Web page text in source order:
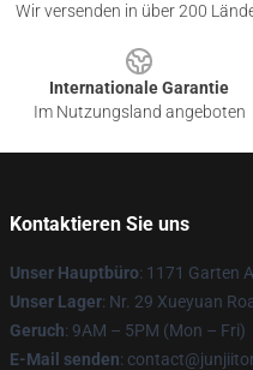
Wir versenden in über 200
Internationale Garantie
Im Nutzungsland angeboten
Kontaktieren Sie uns
Unser Hauptbüro: 1171 Garten
Unser Lager: Nr. 29 Xueyuan
Geruch: 9AM – 5PM (Mon – Fri)
E-Mail senden: